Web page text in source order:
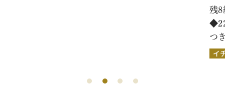
残8
つ
イ